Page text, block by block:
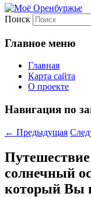
Поиск
Главное меню
Главная
Карта сайта
О проекте
Навигация по
← Предыдущая
солнечный
который Вы